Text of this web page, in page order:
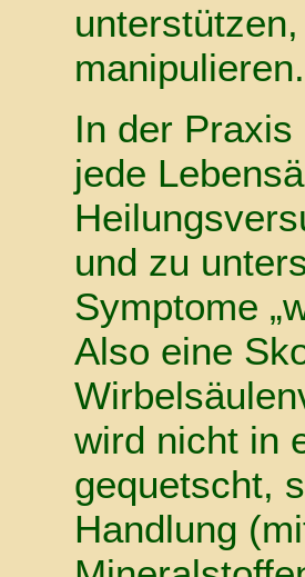
manipulieren.
In der
jede
und zu
Symptome
Also eine
wird nicht in
gequetscht,
Handlung